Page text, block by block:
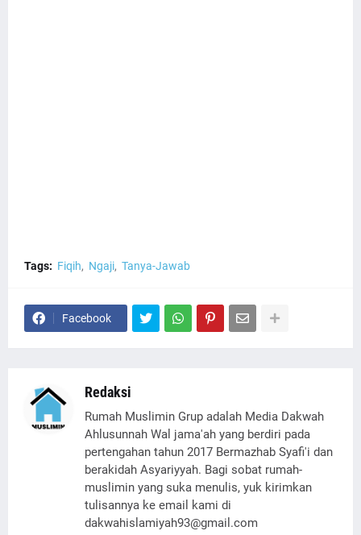
Tags: Fiqih Ngaji Tanya-Jawab
Facebook
Redaksi
Rumah Muslimin Grup adalah Media Dakwah
Ahlusunnah Wal jama'ah yang berdiri pada
pertengahan tahun 2017 Bermazhab Syafi'i dan
berakidah Asyariyyah. Bagi sobat rumah-
muslimin yang suka menulis, yuk kirimkan
tulisannya ke email kami di
dakwahislamiyah93@gmail.com